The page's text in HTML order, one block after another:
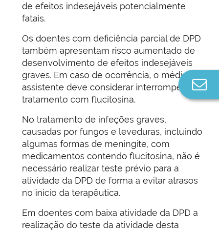
de efeitos indesejáveis potencialmente
fatais.
Os doentes com deficiência parcial de DPD
também apresentam risco aumentado de
desenvolvimento de efeitos indesejáveis
graves. Em caso de ocorrência, o médico
assistente deve considerar interromper o
tratamento com flucitosina.
No tratamento de infeções graves,
causadas por fungos e leveduras, incluindo
algumas formas de meningite, com
medicamentos contendo flucitosina, não é
necessário realizar teste prévio para a
atividade da DPD de forma a evitar atrasos
no início da terapêutica.
Em doentes com baixa atividade da DPD a
realização do teste da atividade desta